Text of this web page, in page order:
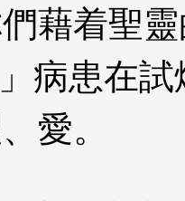
藉着聖
病患在
愛。